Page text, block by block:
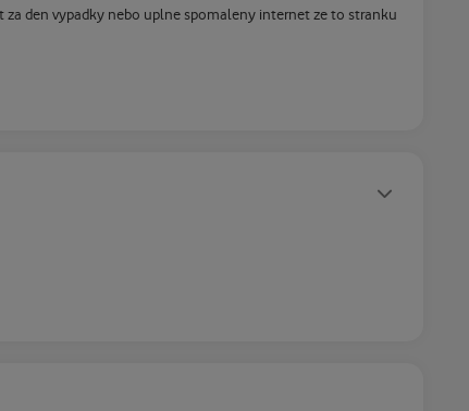
den vypadky nebo uplne spomaleny internet ze to stranku